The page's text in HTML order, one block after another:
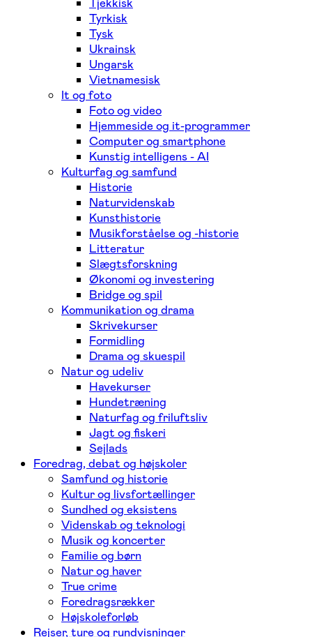
Tyrkisk
Tysk
Ukrainsk
Ungarsk
Vietnamesisk
It og foto
Foto og video
Hjemmeside og it-programmer
Computer og smartphone
Kunstig intelligens - AI
Kulturfag og samfund
Historie
Naturvidenskab
Kunsthistorie
Musikforståelse og -historie
Litteratur
Slægtsforskning
Økonomi og investering
Bridge og spil
Kommunikation og drama
Skrivekurser
Formidling
Drama og skuespil
Natur og udeliv
Havekurser
Hundetræning
Naturfag og friluftsliv
Jagt og fiskeri
Sejlads
Foredrag, debat og højskoler
Samfund og historie
Kultur og livsfortællinger
Sundhed og eksistens
Videnskab og teknologi
Musik og koncerter
Familie og børn
Natur og haver
True crime
Foredragsrækker
Højskoleforløb
Rejser, ture og rundvisninger